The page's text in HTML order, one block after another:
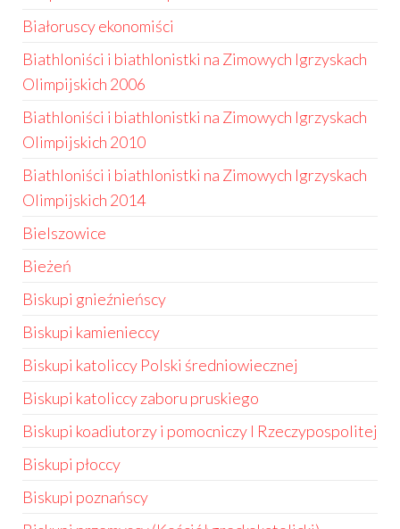
Białoruscy ekonomiści
Biathloniści i biathlonistki na Zimowych Igrzyskach
Olimpijskich 2006
Biathloniści i biathlonistki na Zimowych Igrzyskach
Olimpijskich 2010
Biathloniści i biathlonistki na Zimowych Igrzyskach
Olimpijskich 2014
Bielszowice
Bieżeń
Biskupi gnieźnieńscy
Biskupi kamienieccy
Biskupi katoliccy Polski średniowiecznej
Biskupi katoliccy zaboru pruskiego
Biskupi koadiutorzy i pomocniczy I Rzeczypospolitej
Biskupi płoccy
Biskupi poznańscy